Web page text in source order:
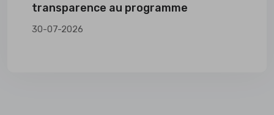
transparence au programme
30-07-2026